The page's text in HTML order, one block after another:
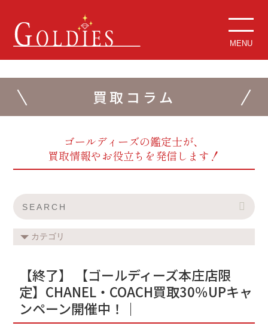
MENU
買取コラム
ゴールディーズの鑑定士が、
買取情報やお役立ちを発信します！
カテゴリ
【終了】 【ゴールディーズ本庄店限
定】CHANEL・COACH買取30％UPキャ
ンペーン開催中！｜